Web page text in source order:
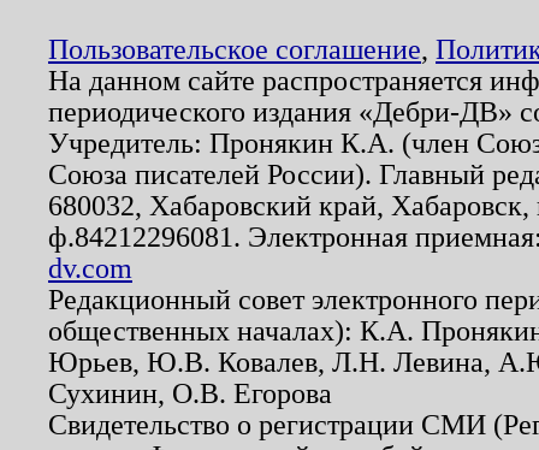
Пользовательское соглашение,
На данном сайте распространяется
периодического издания «Дебри-ДВ»
Учредитель: Пронякин К.А. (член
Союза писателей России). Главный
680032, Хабаровский край,
ф.84212296081. Электронная
dv.com
Редакционный совет электронного
общественных началах): К.А.
Юрьев, Ю.В. Ковалев, Л.Н. Левина,
Сухинин, О.В. Егорова
Свидетельство о регистрации СМИ